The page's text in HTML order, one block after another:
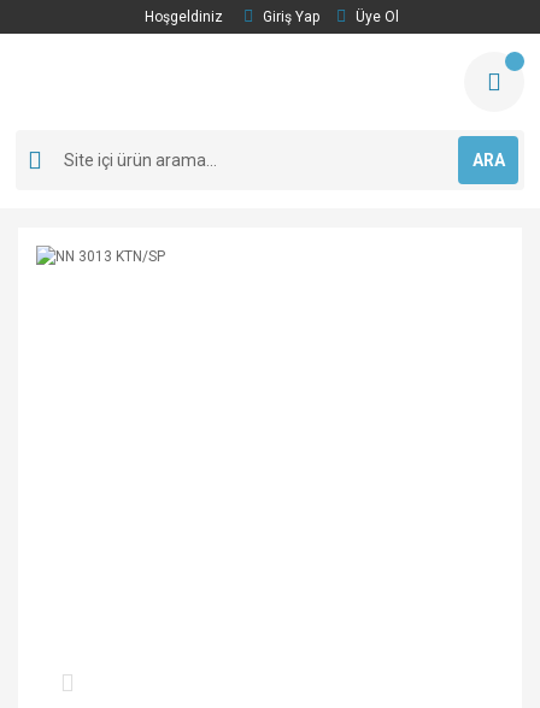
Hoşgeldiniz Giriş Yap Üye Ol
ARA